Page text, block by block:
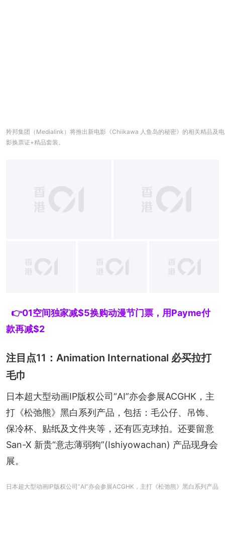
羚邦集团（Medialink）将推出新电影《Chiikawa 人鱼岛的秘密》的相关精品及电
影换票证+精品套装。
+ 5
👉01空间独家减$5换购动漫节门票，用Payme付
款再减$2
注目点11：Animation International 必买拉打
毛巾
日本超大型动画IP版权公司“AI”亦会参展ACGHK，主
打《松弛熊》黑白系列产品，包括：毛公仔、吊饰、
保冷杯、贴纸及文件夹等，还有匹克球拍。还要留意
San-X 新贵“意志薄弱狗”(Ishiyowachan) 产品现身会
展。
日本超大型动画IP版权公司“AI”亦会参展ACGHK，主打《松弛熊》黑白系列产品